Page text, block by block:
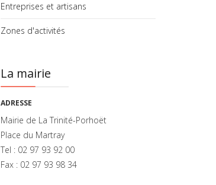
Entreprises et artisans
Zones d'activités
La mairie
ADRESSE
Mairie de La Trinité-Porhoët
Place du Martray
Tel : 02 97 93 92 00
Fax : 02 97 93 98 34